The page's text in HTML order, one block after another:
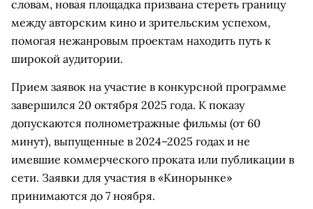
словам, новая площадка призвана стереть границу
между авторским кино и зрительским успехом,
помогая нежанровым проектам находить путь к
широкой аудитории.
Прием заявок на участие в конкурсной программе
завершился 20 октября 2025 года. К показу
допускаются полнометражные фильмы (от 60
минут), выпущенные в 2024–2025 годах и не
имевшие коммерческого проката или публикации в
сети. Заявки для участия в «Кинорынке»
принимаются до 7 ноября.